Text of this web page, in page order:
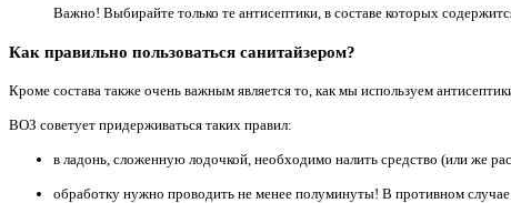
Важно! Выбирайте только те антисептики, в составе которых
Как правильно пользоваться санитайзером?
Кроме состава также очень важным является то, как мы используем
ВОЗ советует придерживаться таких правил:
в ладонь, сложенную лодочкой, необходимо налить средство (или же
обработку нужно проводить не менее полуминуты! В противном